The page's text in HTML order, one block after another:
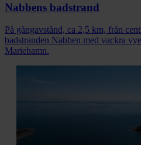
Nabbens badstrand
På gångavstånd, ca 2,5 km, från
badstranden Nabben med vackra
Mariehamn.